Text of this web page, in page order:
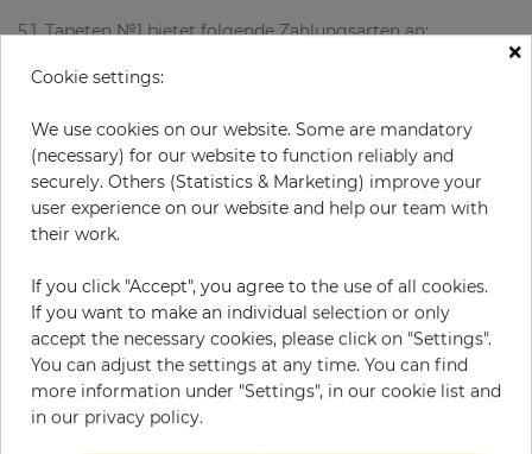
5.1. Tapeten №1 bietet folgende Zahlungsarten an:
VORKASSE
unsere Bankverbindung in der Auftragsbestätigung und
liefern die Ware nach Zahlungseingang.
Sie erhalten beim Bestellabschluss in Ihrer
Auftragsbestätigung die Informationen über unsere
Bankverbindung
KREDITKARTE
Bei Zahlung per Kreditkarte erfolgt die Belastung Ihres
Kontos mit Versand der Ware.
Folgende Kreditkarten werden akzeptiert: MasterCard, Visa,
Amex.
Unsere Webseite ist 128 bit SSL-verschlüsselt. Das heißt,
×
Cookie settings:
We use cookies on our website. Some are mandatory
(necessary) for our website to function reliably and
securely. Others (Statistics & Marketing) improve your
user experience on our website and help our team with
their work.
If you click "Accept", you agree to the use of all cookies.
If you want to make an individual selection or only
accept the necessary cookies, please click on "Settings".
You can adjust the settings at any time. You can find
more information under "Settings", in our cookie list and
in our privacy policy.